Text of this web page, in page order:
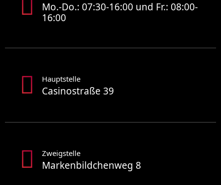
Mo.-Do.: 07:30-16:00 und Fr.: 08:00-
16:00
Hauptstelle
Casinostraße 39
Zweigstelle
Markenbildchenweg 8